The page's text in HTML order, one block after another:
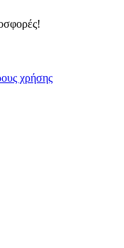
εικόνα του κοινού
κοινοποιούμε
χρήσης